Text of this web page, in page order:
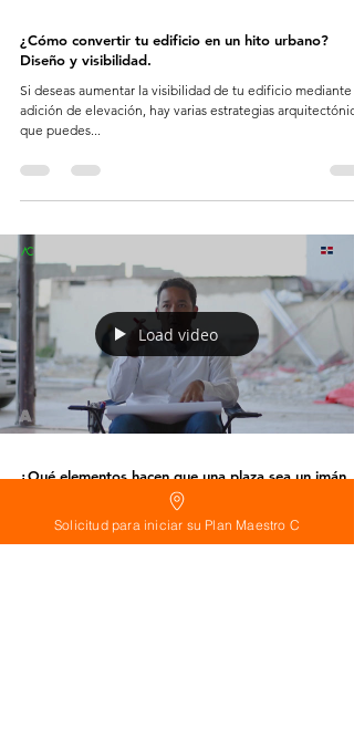
¿Cómo convertir tu edificio en un hito urbano?
Diseño y visibilidad.
Si deseas aumentar la visibilidad de tu edificio mediante
adición de elevación, hay varias estrategias
que puedes...
Load video
¿Qué elementos hacen que una plaza sea un imán
para el éxito económico?
El diseño de una plaza, al igual que el diseño de cualquier
espacio público, debe ser atractivo por varias razones, y
Solicitud para iniciar su Plan Maestro C